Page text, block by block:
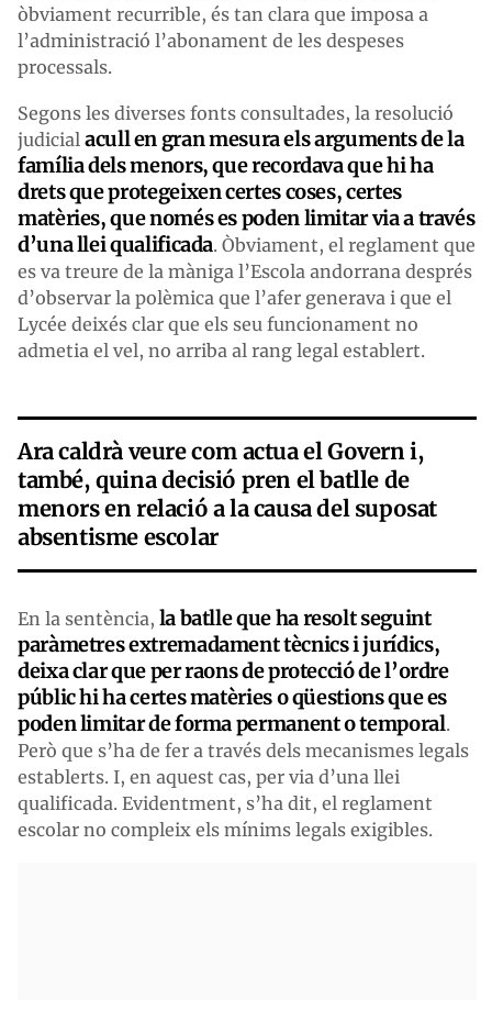
òbviament recurrible, és tan clara que imposa a
l’administració l’abonament de les despeses
processals.
Segons les diverses fonts consultades, la resolució
judicial acull en gran mesura els arguments de la
família dels menors, que recordava que hi ha
drets que protegeixen certes coses, certes
matèries, que només es poden limitar via a través
d’una llei qualificada. Òbviament, el reglament que
es va treure de la màniga l’Escola andorrana després
d’observar la polèmica que l’afer generava i que el
Lycée deixés clar que els seu funcionament no
admetia el vel, no arriba al rang legal establert.
Ara caldrà veure com actua el Govern i,
també, quina decisió pren el batlle de
menors en relació a la causa del suposat
absentisme escolar
En la sentència, la batlle que ha resolt seguint
paràmetres extremadament tècnics i jurídics,
deixa clar que per raons de protecció de l’ordre
públic hi ha certes matèries o qüestions que es
poden limitar de forma permanent o temporal.
Però que s’ha de fer a través dels mecanismes legals
establerts. I, en aquest cas, per via d’una llei
qualificada. Evidentment, s’ha dit, el reglament
escolar no compleix els mínims legals exigibles.